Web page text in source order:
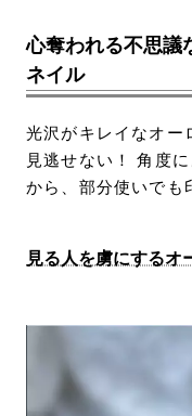
心奪われる不思議
ネイル
光沢がキレイなオー
見逃せない！ 角度
から、部分使いでも
見る人を虜にするオ